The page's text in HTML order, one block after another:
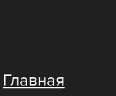
Главная